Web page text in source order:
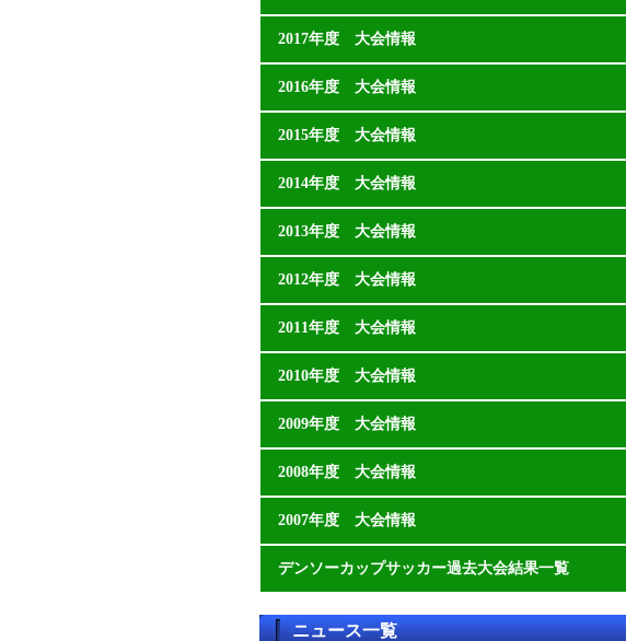
2017年度 大会情報
2016年度 大会情報
2015年度 大会情報
2014年度 大会情報
2013年度 大会情報
2012年度 大会情報
2011年度 大会情報
2010年度 大会情報
2009年度 大会情報
2008年度 大会情報
2007年度 大会情報
デンソーカップサッカー過去大会結果一覧
ニュース一覧